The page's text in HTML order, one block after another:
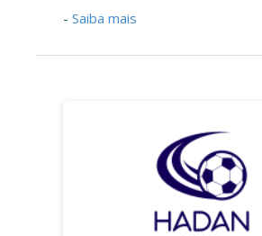
- Saiba mais